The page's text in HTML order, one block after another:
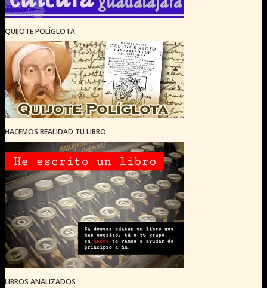
QUIJOTE POLÍGLOTA
HACEMOS REALIDAD TU LIBRO
LIBROS ANALIZADOS